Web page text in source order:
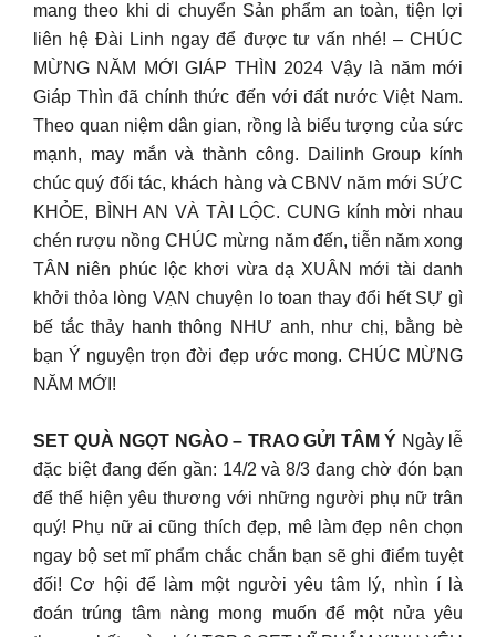
mang theo khi di chuyển Sản phẩm an toàn, tiện lợi
liên hệ Đài Linh ngay để được tư vấn nhé! – CHÚC
MỪNG NĂM MỚI GIÁP THÌN 2024 Vậy là năm mới
Giáp Thìn đã chính thức đến với đất nước Việt Nam.
Theo quan niệm dân gian, rồng là biểu tượng của sức
mạnh, may mắn và thành công. Dailinh Group kính
chúc quý đối tác, khách hàng và CBNV năm mới SỨC
KHỎE, BÌNH AN VÀ TÀI LỘC. CUNG kính mời nhau
chén rượu nồng CHÚC mừng năm đến, tiễn năm xong
TÂN niên phúc lộc khơi vừa dạ XUÂN mới tài danh
khởi thỏa lòng VẠN chuyện lo toan thay đổi hết SỰ gì
bế tắc thảy hanh thông NHƯ anh, như chị, bằng bè
bạn Ý nguyện trọn đời đẹp ước mong. CHÚC MỪNG
NĂM MỚI!
SET QUÀ NGỌT NGÀO – TRAO GỬI TÂM Ý Ngày lễ
đặc biệt đang đến gần: 14/2 và 8/3 đang chờ đón bạn
để thể hiện yêu thương với những người phụ nữ trân
quý! Phụ nữ ai cũng thích đẹp, mê làm đẹp nên chọn
ngay bộ set mĩ phẩm chắc chắn bạn sẽ ghi điểm tuyệt
đối! Cơ hội để làm một người yêu tâm lý, nhìn í là
đoán trúng tâm nàng mong muốn để một nửa yêu